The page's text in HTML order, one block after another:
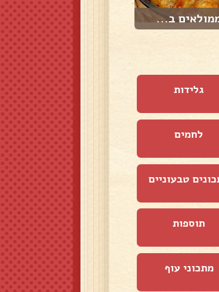
ב...
גלידות
לחמים
טבעוניים
תוספות
מתכוני עוף